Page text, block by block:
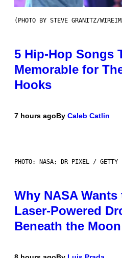
(PHOTO BY STEVE GRANITZ/
5 Hip-Hop Songs
Memorable for
Hooks
7 hours agoBy Caleb Catlin
PHOTO: NASA; DR PIXEL / GETTY
Why NASA Wants
Laser-Powered
Beneath the Moon